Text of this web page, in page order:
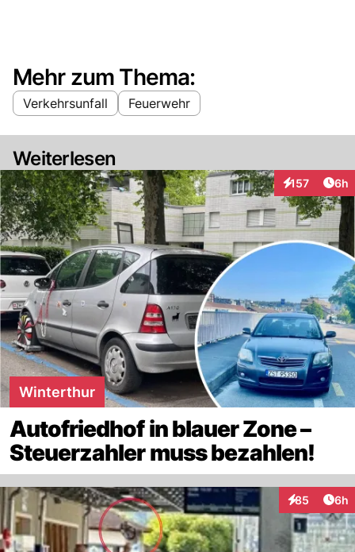
Mehr zum Thema:
Verkehrsunfall Feuerwehr
Weiterlesen
157
Interaktionen
6h
Winterthur
Autofriedhof in blauer Zone –
Steuerzahler muss bezahlen!
85
Interaktionen
6h